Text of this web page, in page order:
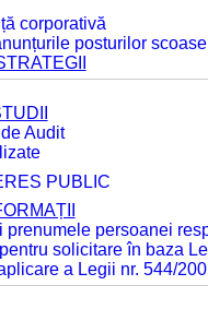
corporativă
posturilor
Audit
PUBLIC
prenumele persoanei
solicitare în baza
a Legii nr. 544/